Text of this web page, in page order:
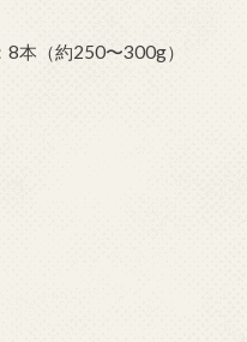
本（約250〜300g）